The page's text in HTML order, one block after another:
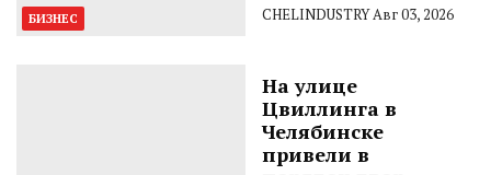
БИЗНЕС CHELINDUSTRYАвг 03, 2026
На улице
Цвиллинга в
Челябинске
привели в